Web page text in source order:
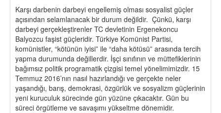
Karşı darbenin darbeyi engellemiş olması sosyalist güçler
açısından selamlanacak bir durum değildir. Çünkü, karşı
darbeyi gerçekleştirenler TC devletinin Ergenekoncu
Balyozcu faşist güçleridir. Türkiye Komünist Partisi,
komünistler, “kötünün iyisi” ile “daha kötüsü” arasında tercih
yapma durumunda değillerdir. İşçi sınıfının ve müttefiklerinin
bağımsız politik programatik çizgisi temel yönelimimizdir. 15
Temmuz 2016’nın nasıl hazırlandığı ve gerçekte neler
yaşandığı, barış, demokrasi, özgürlük ve sosyalizm güçlerinin
yeni kuruculuk sürecinde gün yüzüne çıkacaktır. Gün bu
süreci örgütleme ve savaşımı yükseltme dönemidir.